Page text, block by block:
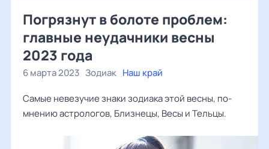
Погрязнут в болоте проблем:
главные неудачники весны
2023 года
6 марта 2023 Зодиак Наш край
Самые невезучие знаки зодиака этой весны, по-
мнению астрологов, Близнецы, Весы и Тельцы.